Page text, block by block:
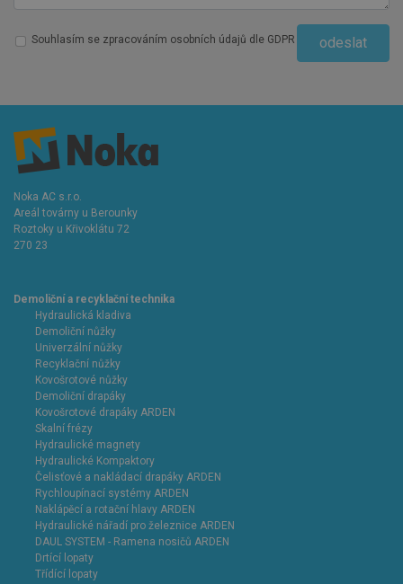
Souhlasím se zpracováním osobních údajů dle GDPR odeslat
Noka AC s.r.o.
Areál továrny u Berounky
Roztoky u Křivoklátu 72
270 23
Demoliční a recyklační technika
Hydraulická kladiva
Demoliční nůžky
Univerzální nůžky
Recyklační nůžky
Kovošrotové nůžky
Demoliční drapáky
Kovošrotové drapáky ARDEN
Skalní frézy
Hydraulické magnety
Hydraulické Kompaktory
Čelisťové a nakládací drapáky ARDEN
Rychloupínací systémy ARDEN
Naklápěcí a rotační hlavy ARDEN
Hydraulické nářadí pro železnice ARDEN
DAUL SYSTEM - Ramena nosičů ARDEN
Drtící lopaty
Třídící lopaty